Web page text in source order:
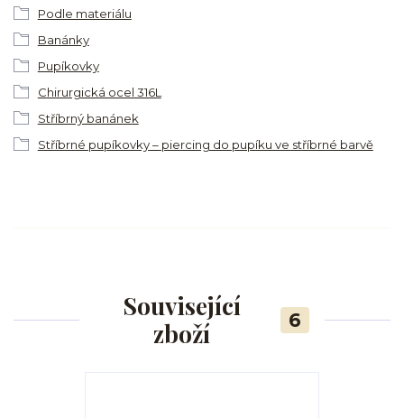
Podle materiálu
Banánky
Pupíkovky
Chirurgická ocel 316L
Stříbrný banánek
Stříbrné pupíkovky – piercing do pupíku ve stříbrné barvě
Související
zboží
6